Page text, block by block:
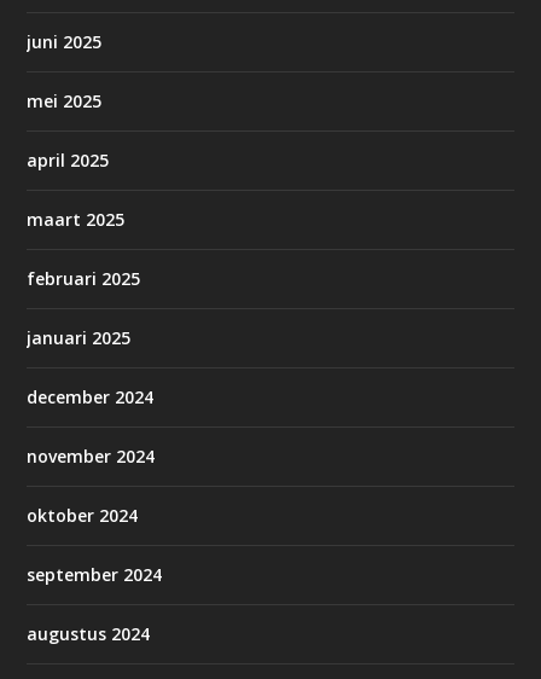
juni 2025
mei 2025
april 2025
maart 2025
februari 2025
januari 2025
december 2024
november 2024
oktober 2024
september 2024
augustus 2024